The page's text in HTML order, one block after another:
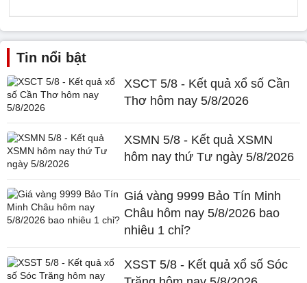
Tin nổi bật
XSCT 5/8 - Kết quả xổ số Cần
Thơ hôm nay 5/8/2026
XSMN 5/8 - Kết quả XSMN
hôm nay thứ Tư ngày 5/8/2026
Giá vàng 9999 Bảo Tín Minh
Châu hôm nay 5/8/2026 bao
nhiêu 1 chỉ?
XSST 5/8 - Kết quả xổ số Sóc